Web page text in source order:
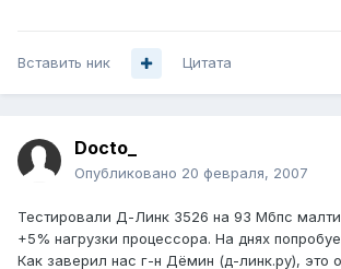
Вставить ник Цитата
Docto_
Опубликовано 20 февраля, 2007
Тестировали Д-Линк 3526 на 93 Мбпс
+5% нагрузки процессора. На днях
Как заверил нас г-н Дёмин (д-линк.ру), это